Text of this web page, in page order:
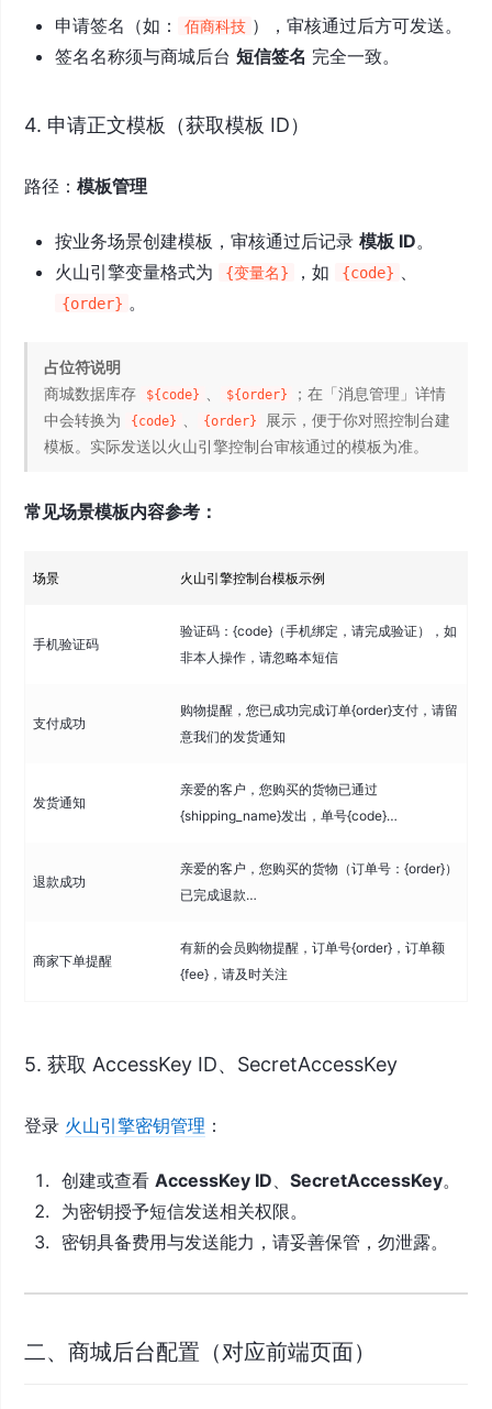
申请签名（如： 佰商科技 ），审核通过后方可发送。
签名名称须与商城后台 短信签名 完全一致。
4. 申请正文模板（获取模板 ID）
路径： 模板管理
按业务场景创建模板，审核通过后记录 模板 ID。
火山引擎变量格式为
{变量名} ，如 {code}
{order} 。
占位符说明
商城数据库存
${code} ${order}
；在「消息管理」详情
中会转换为
{code} {order}
展示，便于你对照控制台建
模板。实际发送以火山引擎控制台审核通过的模板为准。
常见场景模板内容参考：
场景 火山引擎控制台模板示例
手机验证码
验证码：{code}（手机绑定，请完成验证），如
非本人操作，请忽略本短信
支付成功
购物提醒，您已成功完成订单{order}支付，请留
意我们的发货通知
发货通知
亲爱的客户，您购买的货物已通过
{shipping_name}发出，单号{code}…
退款成功
亲爱的客户，您购买的货物（订单号：{order}）
已完成退款…
商家下单提醒
有新的会员购物提醒，订单号{order}，订单额
{fee}，请及时关注
5. 获取 AccessKey ID、SecretAccessKey
登录 火山引擎密钥管理 ：
创建或查看 AccessKey ID SecretAccessKey。
为密钥授予短信发送相关权限。
密钥具备费用与发送能力，请妥善保管，勿泄露。
二、商城后台配置（对应前端页面）